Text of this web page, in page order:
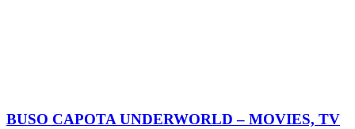
BUSO CAPOTA UNDERWORLD – MOVIES, TV